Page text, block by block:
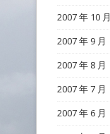
2007 年 10 月
2007 年 9 月
2007 年 8 月
2007 年 7 月
2007 年 6 月